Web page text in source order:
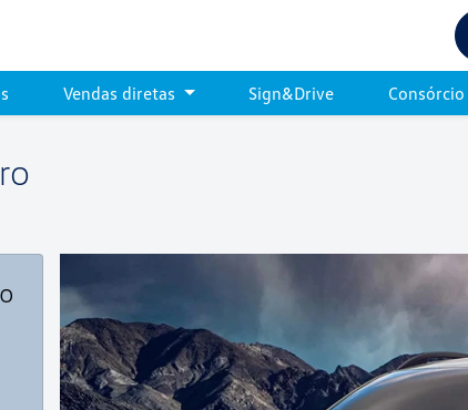
Vendas diretas Sign&Drive Consórcio